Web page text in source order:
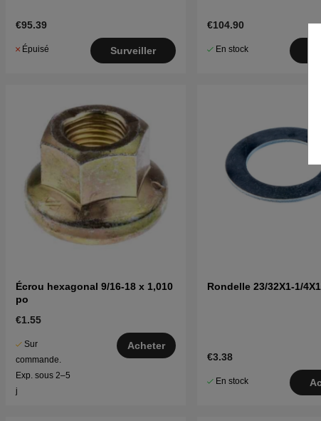
€95.39
Épuisé Surveiller
€104.90
En stock
Écrou hexagonal 9/16-18 x 1,010
po
€1.55
Sur
commande.
Exp. sous 2–5
j
Acheter
Rondelle 23/32X1-1/
€3.38
En stock